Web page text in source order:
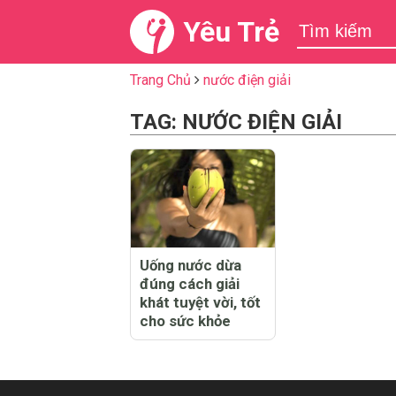
Yêu Trẻ
Trang Chủ nước điện giải
TAG: NƯỚC ĐIỆN GIẢI
Uống nước dừa
đúng cách giải
khát tuyệt vời, tốt
cho sức khỏe